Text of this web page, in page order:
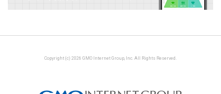
Copyright (c) 2026 GMO Internet Group, Inc. All Rights Reserved.